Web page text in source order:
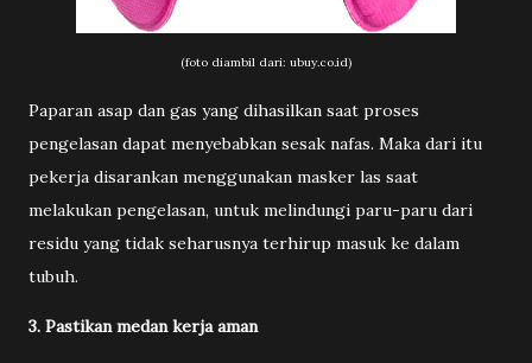
(foto diambil dari: ubuy.co.id)
Paparan asap dan gas yang dihasilkan saat proses
pengelasan dapat menyebabkan sesak nafas. Maka dari itu
pekerja disarankan menggunakan masker las saat
melakukan pengelasan, untuk melindungi paru-paru dari
residu yang tidak seharusnya terhirup masuk ke dalam
tubuh.
3. Pastikan medan kerja aman